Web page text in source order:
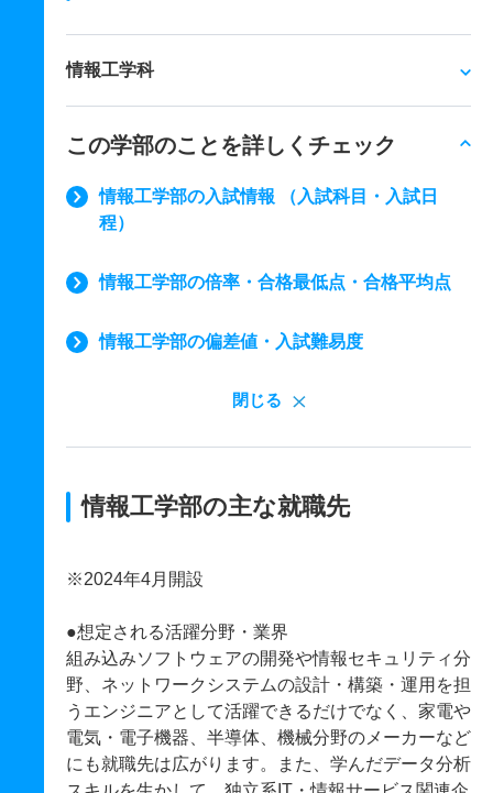
情報工学科
この学部のことを詳しくチェック
情報工学部の入試情報 （入試科目・入試日
程）
情報工学部の倍率・合格最低点・合格平均点
情報工学部の偏差値・入試難易度
閉じる
情報工学部の主な就職先
※2024年4月開設
●想定される活躍分野・業界
組み込みソフトウェアの開発や情報セキュリティ分
野、ネットワークシステムの設計・構築・運用を担
うエンジニアとして活躍できるだけでなく、家電や
電気・電子機器、半導体、機械分野のメーカーなど
にも就職先は広がります。また、学んだデータ分析